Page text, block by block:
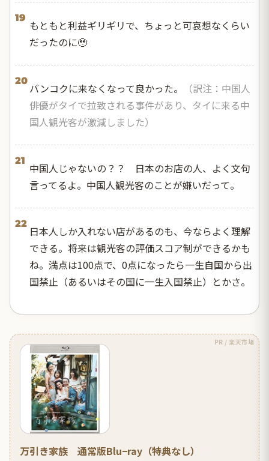
19
もともと利益ギリギリで、ちょっと可哀想なくらい
だったのに🥹
20
バンコクに来なくなって良かった。
（訳注：中国人
俳優がタイで拉致される事件があり、タイに来る中
国人観光客が激減しました）
21
中国人じゃないの？？ 日本のお店の人、よく文句
言ってるよ。中国人観光客のことが嫌いだって。
22
日本人しか入れない店があるのも、今ならよく理解
できる。将来は観光客の評価スコア制ができるかも
ね。満点は100点で、0点になったら一生自国から出
国禁止（あるいはその国に一生入国禁止）とかさ。
PR / 楽天市場
万引き家族 通常版Blu−ray（特典なし）